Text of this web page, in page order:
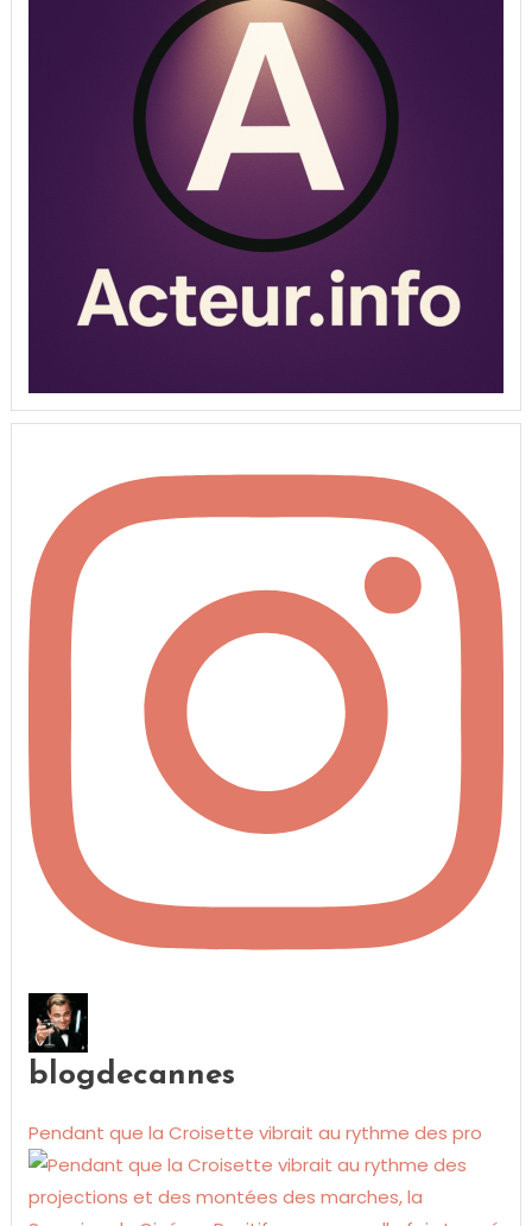
blogdecannes
Pendant que la Croisette vibrait au rythme des pro